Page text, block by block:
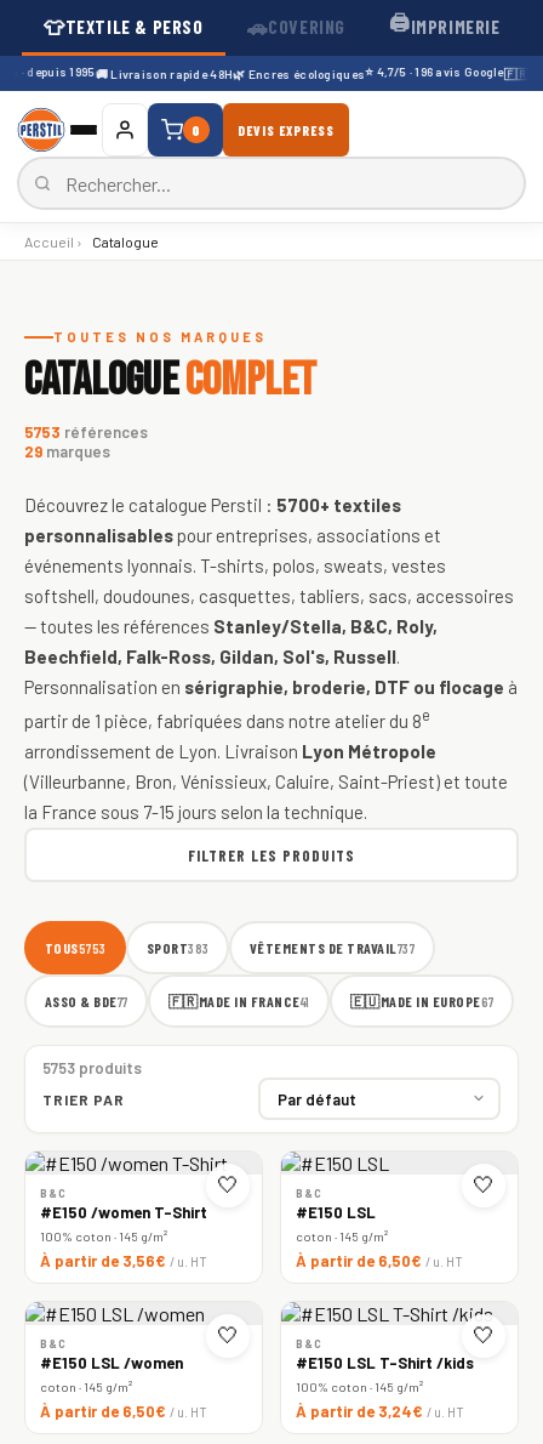
👕TEXTILE & PERSO 🚗COVERING 🖨️IMPRIMERIE
depuis 1995🚚 Livraison rapide 48H🌿 Encres écologiques⭐ 4,7/5 · 196 avis Google🇫🇷
0 DEVIS EXPRESS
Accueil › Catalogue
TOUTES NOS MARQUES
CATALOGUECOMPLET
5753 références
29 marques
Découvrez le catalogue Perstil : 5700+ textiles
personnalisables pour entreprises, associations et
événements lyonnais. T-shirts, polos, sweats, vestes
softshell, doudounes, casquettes, tabliers, sacs, accessoires
— toutes les références Stanley/Stella, B&C, Roly,
Beechfield, Falk-Ross, Gildan, Sol's, Russell.
Personnalisation en sérigraphie, broderie, DTF ou flocage à
partir de 1 pièce, fabriquées dans notre atelier du 8e
arrondissement de Lyon. Livraison Lyon Métropole
(Villeurbanne, Bron, Vénissieux, Caluire, Saint-Priest) et toute
la France sous 7-15 jours selon la technique.
FILTRER LES PRODUITS
TOUS5753 SPORT383 VÊTEMENTS DE TRAVAIL737
ASSO & BDE77 🇫🇷MADE IN FRANCE41 🇪🇺MADE IN EUROPE67
5753 produits
TRIER PAR
🤍
B&C
#E150 /women T-Shirt
100% coton · 145 g/m²
À partir de 3,56€ / u. HT
🤍
B&C
#E150 LSL
coton · 145 g/m²
À partir de 6,50€ / u. HT
🤍
B&C
#E150 LSL /women
coton · 145 g/m²
À partir de 6,50€ / u. HT
🤍
B&C
#E150 LSL T-Shirt /kids
100% coton · 145 g/m²
À partir de 3,24€ / u. HT